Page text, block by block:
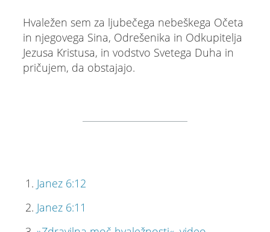
Hvaležen sem za ljubečega nebeškega Očeta
in njegovega Sina, Odrešenika in Odkupitelja
Jezusa Kristusa, in vodstvo Svetega Duha in
pričujem, da obstajajo.
Janez 6:12
Janez 6:11